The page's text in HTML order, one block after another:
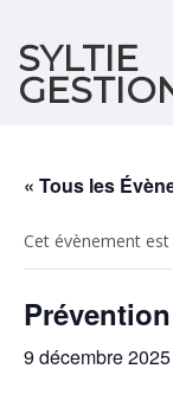
SYLTIE
« Tous les
Cet évènement est
9 décembre